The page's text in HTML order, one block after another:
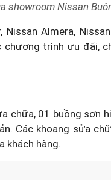
showroom Nissan
, Nissan Almera,
trình ưu đãi,
chữa, 01 buồng sơn
Các khoang sửa
khách hàng.